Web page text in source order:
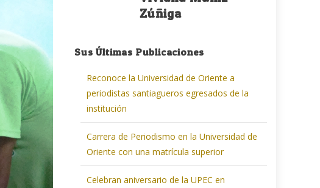
Zúñiga
Sus Últimas Publicaciones
Reconoce la Universidad de Oriente a
periodistas santiagueros egresados de la
institución
Carrera de Periodismo en la Universidad de
Oriente con una matrícula superior
Celebran aniversario de la UPEC en